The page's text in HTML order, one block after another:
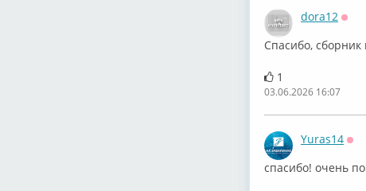
dora12
Спасибо, сборник
1
03.06.2026 16:07
Yuras14
спасибо! очень